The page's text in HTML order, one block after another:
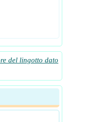
del lingotto dato